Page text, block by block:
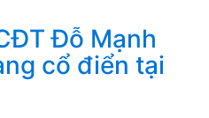
Đỗ Mạnh
cổ điển tại